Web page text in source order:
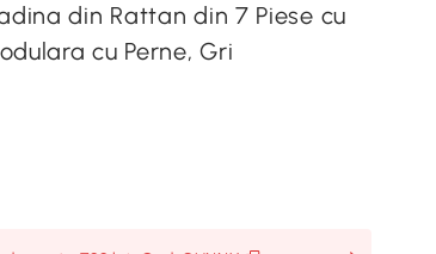
din Rattan din 7 Piese cu
cu Perne, Gri